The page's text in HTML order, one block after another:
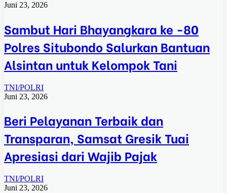
Juni 23, 2026
Sambut Hari Bhayangkara ke -80
Polres Situbondo Salurkan Bantuan
Alsintan untuk Kelompok Tani
TNI/POLRI
Juni 23, 2026
Beri Pelayanan Terbaik dan
Transparan, Samsat Gresik Tuai
Apresiasi dari Wajib Pajak
TNI/POLRI
Juni 23, 2026